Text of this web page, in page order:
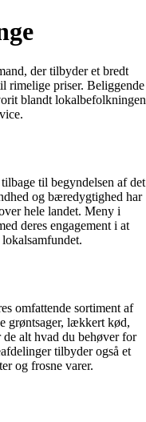
der tilbyder et bredt
rimelige priser. Beliggende
blandt lokalbefolkningen
til begyndelsen af det
og bæredygtighed har
hele landet. Meny i
deres engagement i at
omfattende sortiment af
grøntsager, lækkert kød,
alt hvad du behøver for
tilbyder også et
og frosne varer.